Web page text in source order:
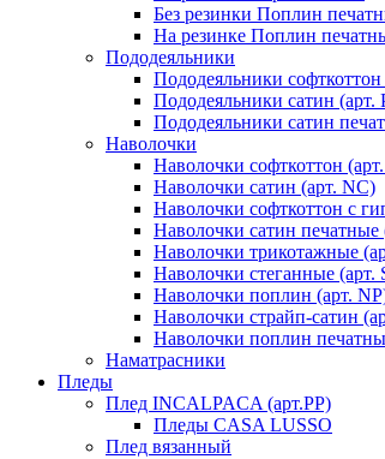
Без резинки Поплин
На резинке Поплин
Пододеяльники
Пододеяльники софткоттон
Пододеяльники сатин (арт.
Пододеяльники сатин
Наволочки
Наволочки софткоттон
Наволочки сатин (арт. NC)
Наволочки софткоттон с
Наволочки сатин печатные
Наволочки трикотажные
Наволочки стеганные (арт.
Наволочки поплин (арт.
Наволочки страйп-сатин
Наволочки поплин
Наматрасники
Пледы
Плед INCALPACA (арт.PP)
Пледы CASA LUSSO
Плед вязанный